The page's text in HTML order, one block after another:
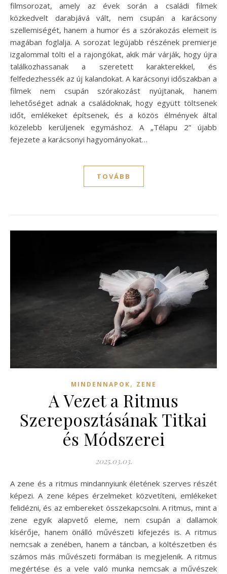
filmsorozat, amely az évek során a családi filmek
közkedvelt darabjává vált, nem csupán a karácsony
szellemiségét, hanem a humor és a szórakozás elemeit is
magában foglalja. A sorozat legújabb részének premierje
izgalommal tölti el a rajongókat, akik már várják, hogy újra
találkozhassanak a szeretett karakterekkel, és
felfedezhessék az új kalandokat. A karácsonyi időszakban a
filmek nem csupán szórakozást nyújtanak, hanem
lehetőséget adnak a családoknak, hogy együtt töltsenek
időt, emlékeket építsenek, és a közös élmények által
közelebb kerüljenek egymáshoz. A „Télapu 2” újabb
fejezete a karácsonyi hagyományokat…
TOVÁBB
MINDENNAPOK, ZENE
A Vezet a Ritmus
Szereposztásának Titkai
és Módszerei
2025.03.03.
A zene és a ritmus mindannyiunk életének szerves részét
képezi. A zene képes érzelmeket közvetíteni, emlékeket
felidézni, és az embereket összekapcsolni. A ritmus, mint a
zene egyik alapvető eleme, nem csupán a dallamok
kísérője, hanem önálló művészeti kifejezés is. A ritmus
nemcsak a zenében, hanem a táncban, a költészetben és
számos más művészeti formában is megjelenik. A ritmus
megértése és a vele való munka nemcsak a művészek